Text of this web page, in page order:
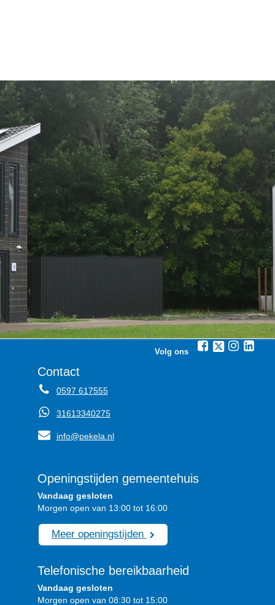
Volg ons
Contact
0597 617555
31613340275
info@pekela.nl
Openingstijden gemeentehuis
Vandaag gesloten
Morgen open van 13:00 tot 16:00
Meer openingstijden
Telefonische bereikbaarheid
Vandaag gesloten
Morgen open van 08:30 tot 15:00